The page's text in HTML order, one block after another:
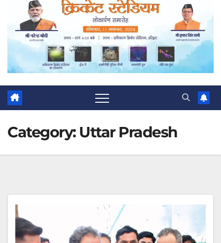
Category: Uttar Pradesh